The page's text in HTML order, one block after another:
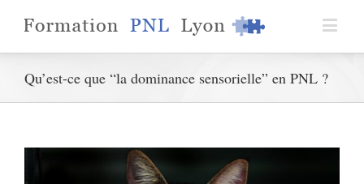
Qu’est-ce que “la dominance sensorielle” en PNL ?